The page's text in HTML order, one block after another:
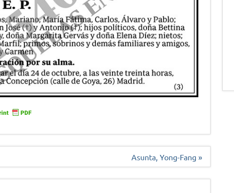
Asunta, Yong-Fang »